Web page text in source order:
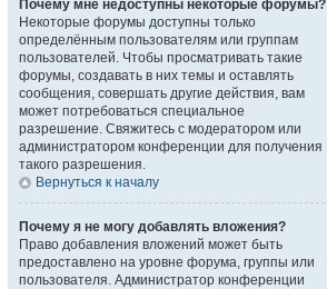
Почему мне недоступны некоторые форумы?
Некоторые форумы доступны только
определённым пользователям или группам
пользователей. Чтобы просматривать такие
форумы, создавать в них темы и оставлять
сообщения, совершать другие действия, вам
может потребоваться специальное
разрешение. Свяжитесь с модератором или
администратором конференции для получения
такого разрешения.
Вернуться к началу
Почему я не могу добавлять вложения?
Право добавления вложений может быть
предоставлено на уровне форума, группы или
пользователя. Администратор конференции